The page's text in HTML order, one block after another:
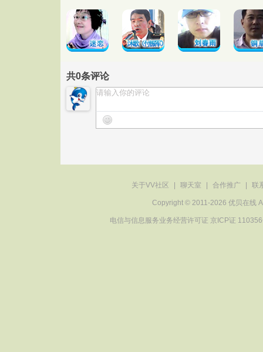
共0条评论
关于VV社区 聊天室 合作推广 联
Copyright © 2011-2026 优贝在线
电信与信息服务业务经营许可证 京ICP证